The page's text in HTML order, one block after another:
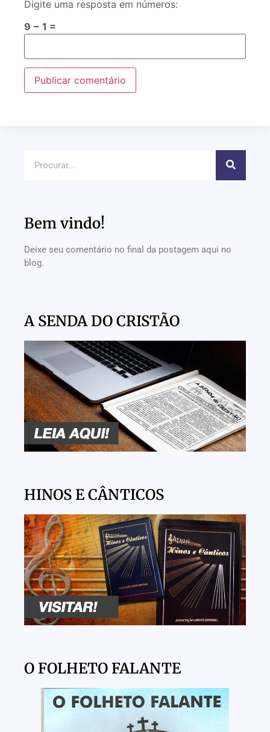
Digite uma resposta em números:
9 − 1 =
Bem vindo!
Deixe seu comentário no final da postagem aqui no
blog.
A SENDA DO CRISTÃO
HINOS E CÂNTICOS
O FOLHETO FALANTE